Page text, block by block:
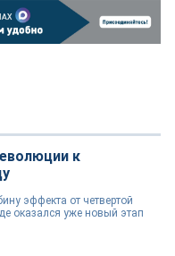
к
эффекта от четвертой
оказался уже новый этап